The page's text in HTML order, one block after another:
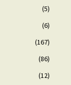
(5)
(6)
(167)
(86)
(12)